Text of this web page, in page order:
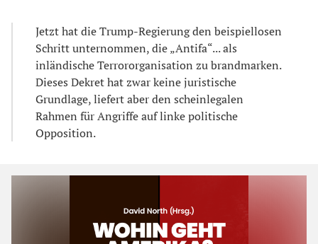
Jetzt hat die Trump-Regierung den beispiellosen
Schritt unternommen, die „Antifa“... als
inländische Terrororganisation zu brandmarken.
Dieses Dekret hat zwar keine juristische
Grundlage, liefert aber den scheinlegalen
Rahmen für Angriffe auf linke politische
Opposition.